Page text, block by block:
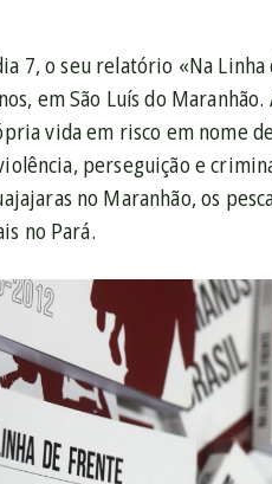
7, o seu relatório «Na
em São Luís do
vida em risco em nome
perseguição e
no Maranhão, os
no Pará.